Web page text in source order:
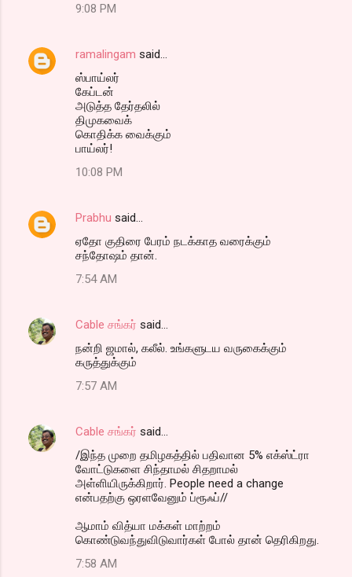
9:08 PM
ramalingam said…
ஸ்பாய்லர்
கேப்டன்
அடுத்த தேர்தலில்
திமுகவைக்
கொதிக்க வைக்கும்
பாய்லர்!
10:08 PM
Prabhu said…
ஏதோ குதிரை பேரம் நடக்காத வரைக்கும்
சந்தோஷம் தான்.
7:54 AM
Cable சங்கர் said…
நன்றி ஜமால், கலீல். உங்களுடய வருகைக்கும்
கருத்துக்கும்
7:57 AM
Cable சங்கர் said…
/இந்த முறை தமிழகத்தில் பதிவான 5% எக்ஸ்ட்ரா
வோட்டுகளை சிந்தாமல் சிதறாமல்
அள்ளியிருக்கிறார். People need a change
என்பதற்கு ஒரளவேனும் ப்ரூஃப்//
ஆமாம் வித்யா மக்கள் மாற்றம்
கொண்டுவந்துவிடுவார்கள் போல் தான் தெரிகிறது.
7:58 AM